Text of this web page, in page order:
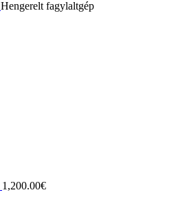
Hengerelt fagylaltgép
1,200.00€